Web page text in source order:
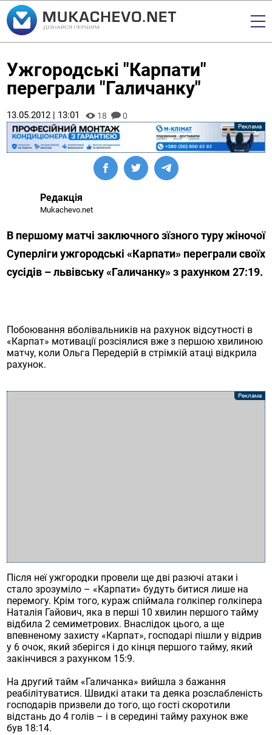
Ужгородські "Карпати"
переграли "Галичанку"
13.05.2012 | 13:01 18 0
Редакція
Mukachevo.net
В першому матчі заключного зїзного туру жіночої
Суперліги ужгородські «Карпати» переграли своїх
сусідів – львівську «Галичанку» з рахунком 27:19.
Побоювання вболівальників на рахунок відсутності в
«Карпат» мотивації розсіялися вже з першою хвилиною
матчу, коли Ольга Передерій в стрімкій атаці відкрила
рахунок.
Після неї ужгородки провели ще дві разючі атаки і
стало зрозуміло – «Карпати» будуть битися лише на
перемогу. Крім того, кураж спіймала голкіпер голкіпера
Наталія Гайович, яка в перші 10 хвилин першого тайму
відбила 2 семиметрових. Внаслідок цього, а ще
впевненому захисту «Карпат», господарі пішли у відрив
у 6 очок, який зберігся і до кінця першого тайму, який
закінчився з рахунком 15:9.
На другий тайм «Галичанка» вийшла з бажання
реабілітуватися. Швидкі атаки та деяка розслабленість
господарів призвели до того, що гості скоротили
відстань до 4 голів – і в середині тайму рахунок вже
був 18:14.